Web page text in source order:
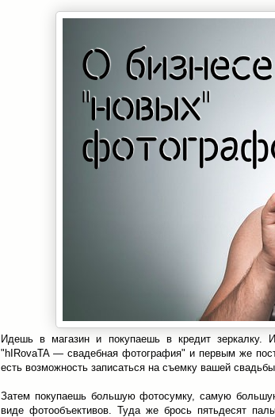
Идешь в магазин и покупаешь в кредит зеркалку.
"hIRovaTA — свадебная фотография" и первым же
есть возможность записаться на съемку вашей
Затем покупаешь большую фотосумку, самую
виде фотообъективов. Туда же брось пятьдесят